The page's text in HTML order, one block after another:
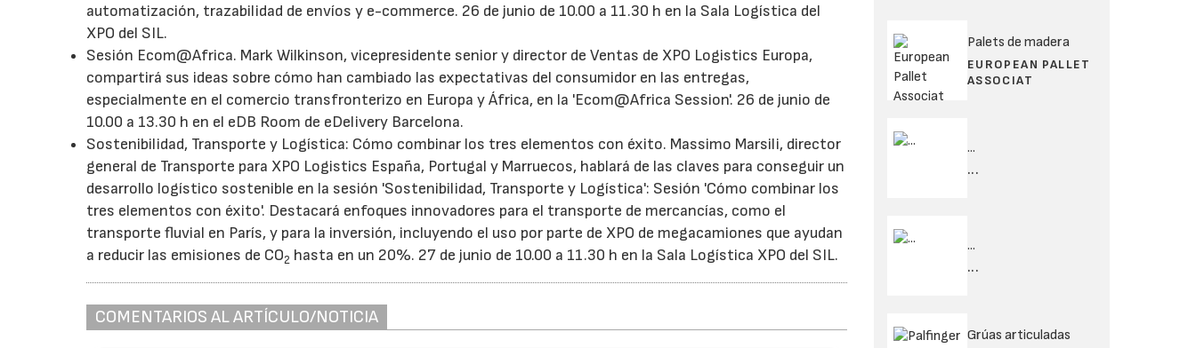
automatización, trazabilidad de envíos y e-commerce. 26 de junio de 10.00 a 11.30 h en la Sala Logística del
XPO del SIL.
Sesión Ecom@Africa. Mark Wilkinson, vicepresidente senior y director de Ventas de XPO Logistics Europa,
compartirá sus ideas sobre cómo han cambiado las expectativas del consumidor en las entregas,
especialmente en el comercio transfronterizo en Europa y África, en la 'Ecom@Africa Session'. 26 de junio de
10.00 a 13.30 h en el eDB Room de eDelivery Barcelona.
Sostenibilidad, Transporte y Logística: Cómo combinar los tres elementos con éxito. Massimo Marsili, director
general de Transporte para XPO Logistics España, Portugal y Marruecos, hablará de las claves para conseguir un
desarrollo logístico sostenible en la sesión 'Sostenibilidad, Transporte y Logística': Sesión 'Cómo combinar los
tres elementos con éxito'. Destacará enfoques innovadores para el transporte de mercancías, como el
transporte fluvial en París, y para la inversión, incluyendo el uso por parte de XPO de megacamiones que ayudan
a reducir las emisiones de CO2 hasta en un 20%. 27 de junio de 10.00 a 11.30 h en la Sala Logística XPO del SIL.
COMENTARIOS AL ARTÍCULO/NOTICIA
Palets de madera
EUROPEAN PALLET
ASSOCIAT
...
...
...
...
Grúas articuladas